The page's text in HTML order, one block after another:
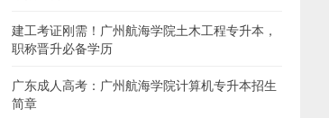
建工考证刚需！广州航海学院土木工程专升本，
职称晋升必备学历
广东成人高考：广州航海学院计算机专升本招生
简章